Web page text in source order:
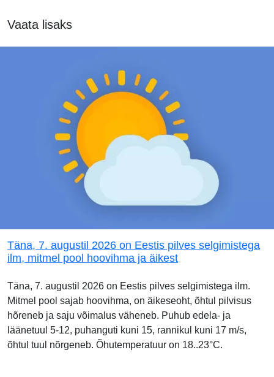
Vaata lisaks
Täna, 7. augustil 2026 on Eestis pilves selgimistega
ilm, mitmel pool hoovihma ja äikest
Täna, 7. augustil 2026 on Eestis pilves selgimistega ilm.
Mitmel pool sajab hoovihma, on äikeseoht, õhtul pilvisus
hõreneb ja saju võimalus väheneb. Puhub edela- ja
läänetuul 5-12, puhanguti kuni 15, rannikul kuni 17 m/s,
õhtul tuul nõrgeneb. Õhutemperatuur on 18..23°C.